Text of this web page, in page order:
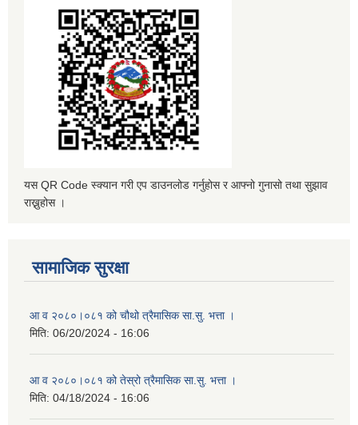
यस QR Code स्क्यान गरी एप डाउनलोड गर्नुहोस र आफ्नो गुनासो तथा सुझाव
राख्नुहोस ।
सामाजिक सुरक्षा
आ व २०८०।०८१ को चौथो त्रैमासिक सा.सु. भत्ता ।
मिति: 06/20/2024 - 16:06
आ व २०८०।०८१ को तेस्रो त्रैमासिक सा.सु. भत्ता ।
मिति: 04/18/2024 - 16:06